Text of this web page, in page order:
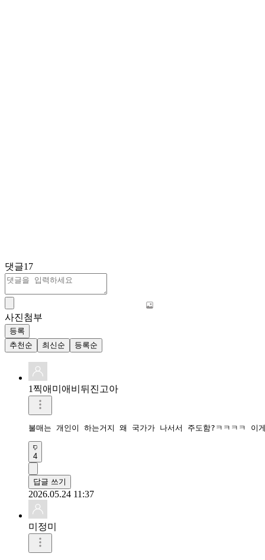
댓글17
사진첨부
등록
추천순
최신순 등록순
1찍애미애비뒤진고아
불매는 개인이 하는거지 왜 국가가 나서서 주도함?ㅋㅋㅋㅋ 이
4
답글 쓰기
2026.05.24 11:37
미정미